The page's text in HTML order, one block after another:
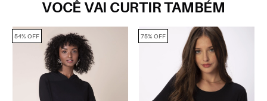
VOCÊ VAI CURTIR TAMBÉM
54% OFF 75% OFF